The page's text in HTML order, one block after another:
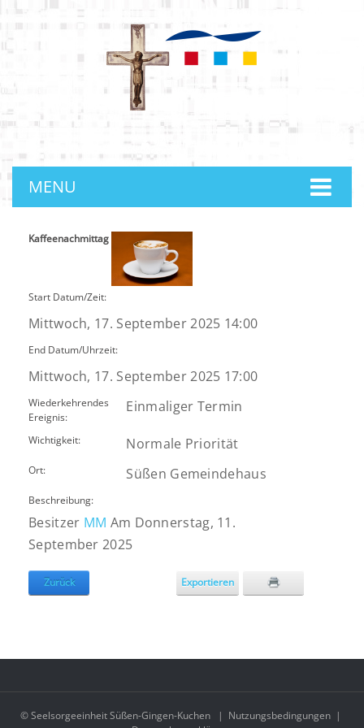
MENU
Kaffeenachmittag
Start Datum/Zeit:
Mittwoch, 17. September 2025 14:00
End Datum/Uhrzeit:
Mittwoch, 17. September 2025 17:00
Wiederkehrendes
Ereignis:
Einmaliger Termin
Wichtigkeit: Normale Priorität
Ort: Süßen Gemeindehaus
Beschreibung:
Besitzer MM Am Donnerstag, 11.
September 2025
Zurück Exportieren
© Seelsorgeeinheit Süßen-Gingen-Kuchen | Nutzungsbedingungen |